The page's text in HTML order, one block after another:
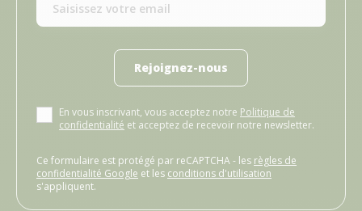
Rejoignez-nous
En vous inscrivant, vous acceptez notre Politique de
confidentialité et acceptez de recevoir notre newsletter.
Ce formulaire est protégé par reCAPTCHA - les règles de
confidentialité Google et les conditions d'utilisation
s'appliquent.